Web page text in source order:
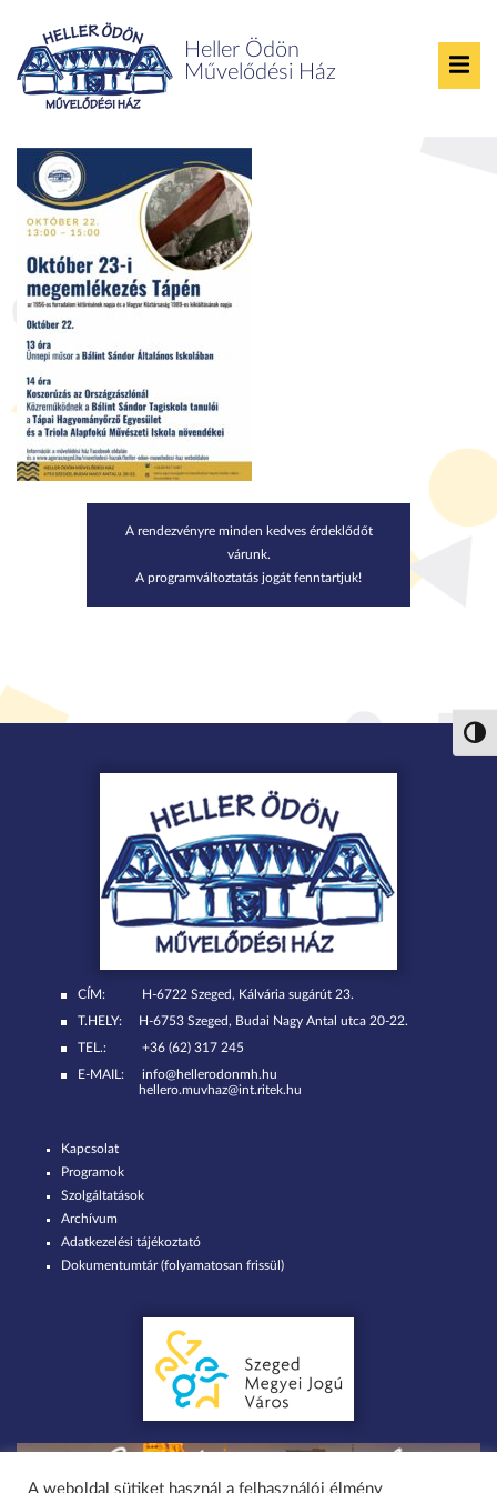
Heller Ödön
Művelődési Ház
Ünnepi megemlékezés
A rendezvényre minden kedves érdeklődőt
várunk.
A programváltoztatás jogát fenntartjuk!
CÍM:
H-6722 Szeged, Kálvária sugárút 23.
T.HELY:
H-6753 Szeged, Budai Nagy Antal utca 20-22.
TEL.:
+36 (62) 317 245
E-MAIL:
info@hellerodonmh.hu
hellero.muvhaz@int.ritek.hu
Kapcsolat
Programok
Szolgáltatások
Archívum
Adatkezelési tájékoztató
Dokumentumtár (folyamatosan frissül)
A weboldal sütiket használ a felhasználói élmény